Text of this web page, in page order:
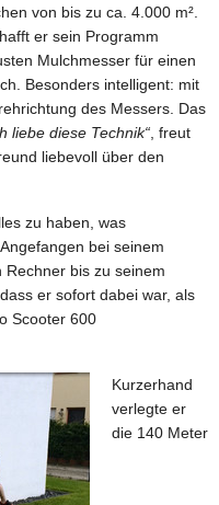
von bis zu ca. 4.000 m².
er sein Programm
Mulchmesser für einen
Besonders intelligent: mit
des Messers. Das
liebe diese Technik“ , freut
liebevoll über den
zu haben, was
bei seinem
bis zu seinem
er sofort dabei war, als
Scooter 600
Kurzerhand
verlegte er
die 140 Meter